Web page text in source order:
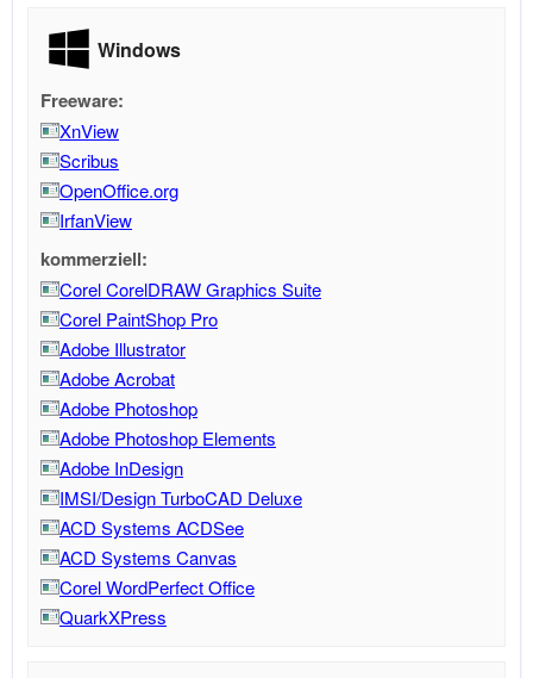
Windows
Freeware:
XnView
Scribus
OpenOffice.org
IrfanView
kommerziell:
Corel CorelDRAW Graphics Suite
Corel PaintShop Pro
Adobe Illustrator
Adobe Acrobat
Adobe Photoshop
Adobe Photoshop Elements
Adobe InDesign
IMSI/Design TurboCAD Deluxe
ACD Systems ACDSee
ACD Systems Canvas
Corel WordPerfect Office
QuarkXPress